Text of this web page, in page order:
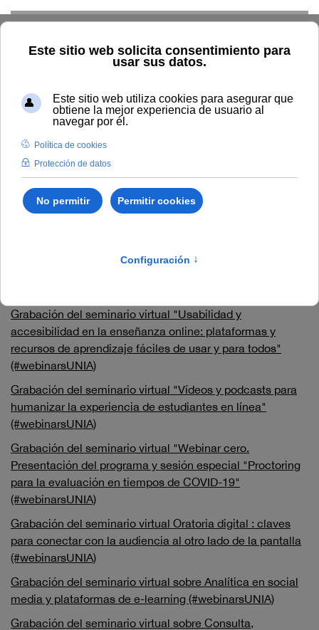
Inicio Innovación
Conocimiento abierto y difusión
Recursos Educativos en abierto
Modelo de E-A virtual e
innovación de la UNIA
Grabación del seminario virtual "Transmisión de eventos
Grabación del seminario virtual "Usabilidad y
accesibilidad en la enseñanza online: plataformas y
recursos de aprendizaje fáciles de usar y para todos"
(#webinarsUNIA)
Grabación del seminario virtual "Vídeos y podcasts para
humanizar la experiencia de estudiantes en línea"
(#webinarsUNIA)
Grabación del seminario virtual "Webinar cero.
Presentación del programa y sesión especial "Proctoring
para la evaluación en tiempos de COVID-19"
(#webinarsUNIA)
Grabación del seminario virtual Oratoria digital : claves
para conectar con la audiencia al otro lado de la pantalla
(#webinarsUNIA)
Grabación del seminario virtual sobre Analítica en social
media y plataformas de e-learning (#webinarsUNIA)
Grabación del seminario virtual sobre Consulta,